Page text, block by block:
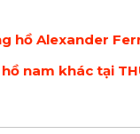
hồ Alexander
nam khác tại